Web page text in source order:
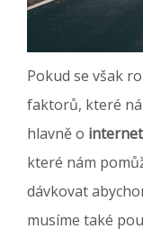
Pokud se však
faktorů, které
hlavně o
které nám
dávkovat
musíme také